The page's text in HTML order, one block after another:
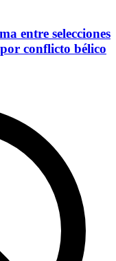
entre selecciones
conflicto bélico